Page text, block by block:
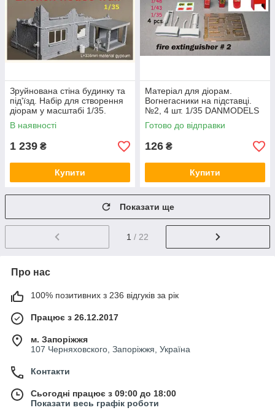
Зруйнована стіна будинку та
під'їзд. Набір для створення
діорам у масштабі 1/35.
DANMODELS DM 35337
В наявності
1 239 ₴
Купити
Матеріал для діорам.
Вогнегасники на підставці.
№2, 4 шт. 1/35 DANMODELS
DM35244
Готово до відправки
126 ₴
Купити
Показати ще
1 / 22
Про нас
100% позитивних з 236 відгуків за рік
Працює з 26.12.2017
м. Запоріжжя
107 Черняховского, Запоріжжя, Україна
Контакти
Сьогодні працює з 09:00 до 18:00
Показати весь графік роботи